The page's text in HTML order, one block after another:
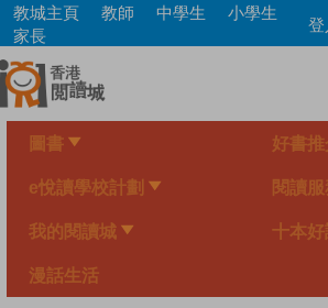
Skip
main
content
教城主頁 教師 中學生
小學生
家長
圖書 好書推
e悅讀學校計劃 閱讀
我的閱讀城 十本好
漫話生活